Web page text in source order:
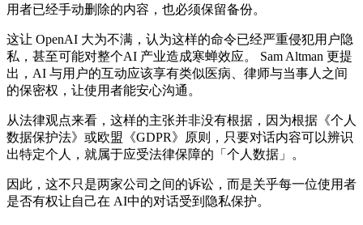
用者已经手动删除的内容，也必须保留备份。
这让 OpenAI 大为不满，认为这样的命令已经严重侵犯用户隐
私，甚至可能对整个AI 产业造成寒蝉效应。 Sam Altman 更提
出，AI 与用户的互动应该享有类似医病、律师与当事人之间
的保密权，让使用者能安心沟通。
从法律观点来看，这样的主张并非没有根据，因为根据《个人
数据保护法》或欧盟《GDPR》原则，只要对话内容可以辨识
出特定个人，就属于应受法律保障的「个人数据」。
因此，这不只是两家公司之间的诉讼，而是关乎每一位使用者
是否有权让自己在 AI中的对话受到隐私保护。